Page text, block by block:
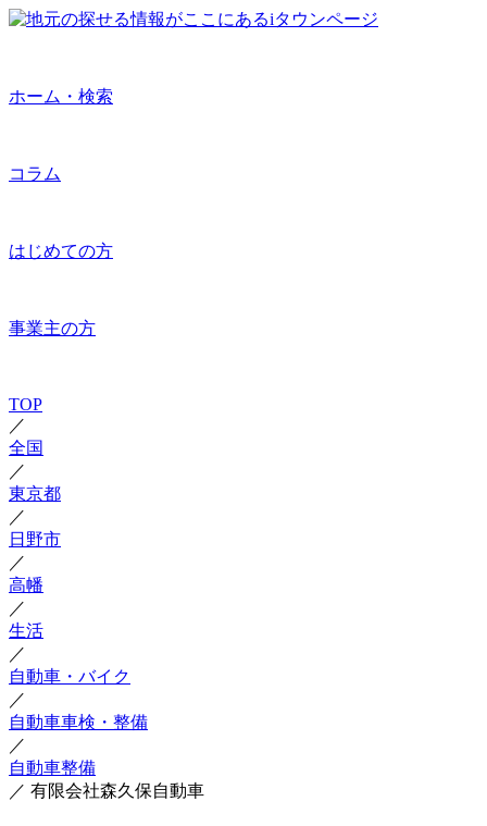
ホーム・検索
コラム
はじめての方
事業主の方
TOP
／
全国
／
東京都
／
日野市
／
高幡
／
生活
／
自動車・バイク
／
自動車車検・整備
／
自動車整備
／ 有限会社森久保自動車